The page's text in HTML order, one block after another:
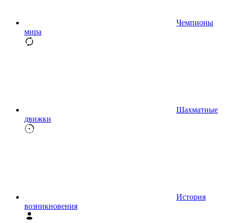
Чемпионы
мира
Шахматные
движки
История
возникновения